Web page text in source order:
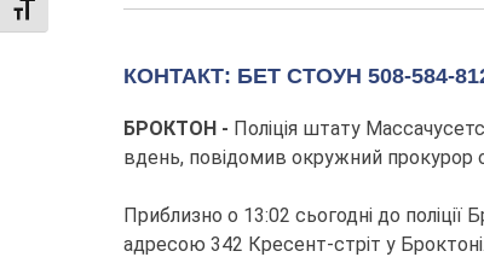
TOGGLE FONT SIZE
КОНТАКТ: БЕТ СТОУН 508-584-
БРОКТОН - Поліція штату Массачусетс
вдень, повідомив окружний прокурор
Приблизно о 13:02 сьогодні до поліції
адресою 342 Кресент-стріт у